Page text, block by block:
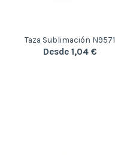
Taza Sublimación N9571
Desde 1,04 €